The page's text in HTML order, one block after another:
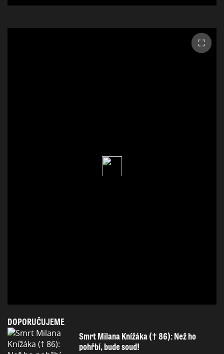
DOPORUČUJEME
Smrt Milana Knížáka († 86): Než ho
pohřbí, bude soud!